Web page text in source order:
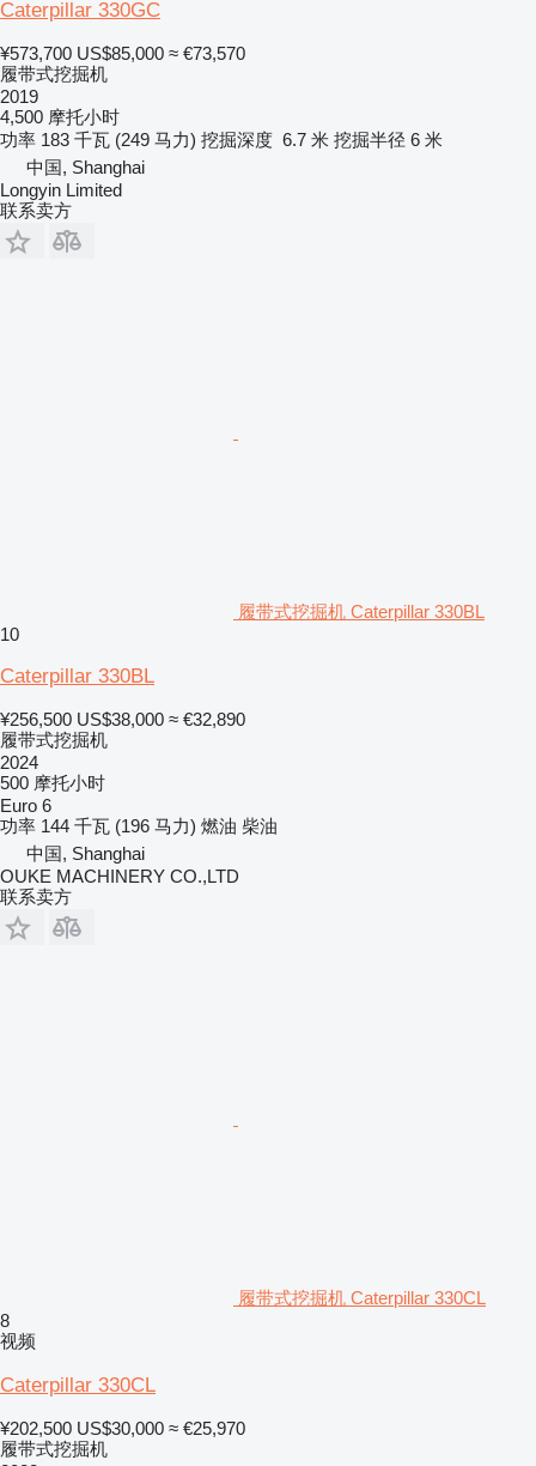
Caterpillar 330GC
¥573,700 US$85,000 ≈ €73,570
履带式挖掘机
2019
4,500 摩托小时
功率 183 千瓦 (249 马力) 挖掘深度 6.7 米 挖掘半径 6 米
中国, Shanghai
Longyin Limited
联系卖方
履带式挖掘机 Caterpillar 330BL
10
Caterpillar 330BL
¥256,500 US$38,000 ≈ €32,890
履带式挖掘机
2024
500 摩托小时
Euro 6
功率 144 千瓦 (196 马力) 燃油 柴油
中国, Shanghai
OUKE MACHINERY CO.,LTD
联系卖方
履带式挖掘机 Caterpillar 330CL
8
视频
Caterpillar 330CL
¥202,500 US$30,000 ≈ €25,970
履带式挖掘机